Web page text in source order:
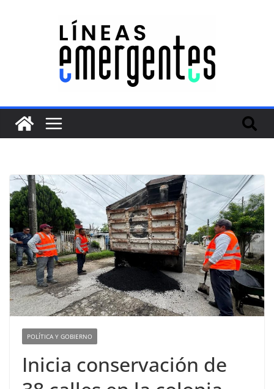
POLÍTICA Y GOBIERNO
Inicia conservación de